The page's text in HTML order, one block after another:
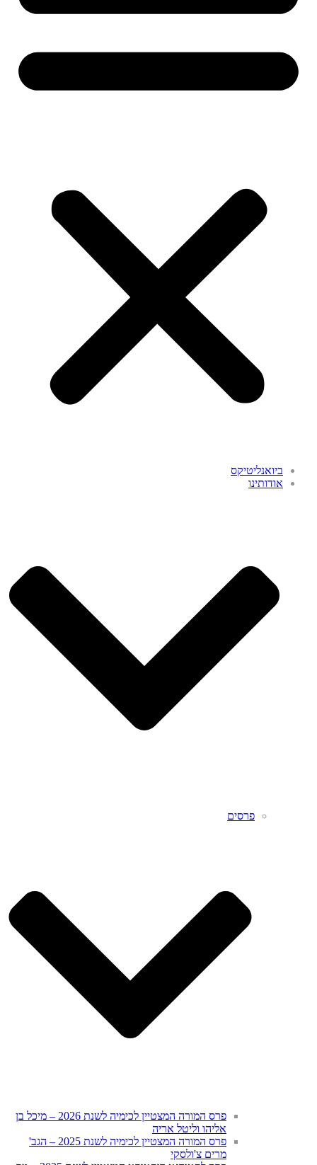
ביואנליטיקס
אודותינו
פרסים
פרס המורה המצטיין לכימיה לשנת 2026 – מיכל בן
אליהו וליטל אריה
פרס המורה המצטיין לכימיה לשנת 2025 – הגב'
מרים צ'ולסקי